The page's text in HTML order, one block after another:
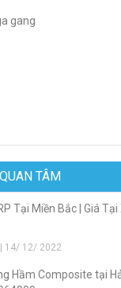
gang
TÂM
Tại Miền Bắc | Giá Tại
| 14/ 12/ 2022
Hầm Composite tại